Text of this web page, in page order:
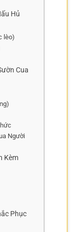
Hủ
lèo)
Cua
Người
Kèm
Phục